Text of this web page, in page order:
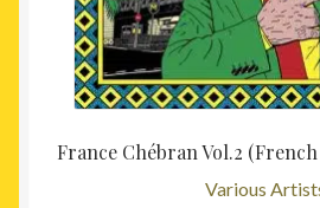
France Chébran Vol.2 (French
Various